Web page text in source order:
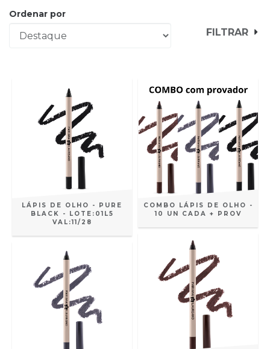
Ordenar por
FILTRAR
LÁPIS DE OLHO - PURE
BLACK - LOTE:01L5
VAL:11/28
COMBO LÁPIS DE OLHO -
10 UN CADA + PROV